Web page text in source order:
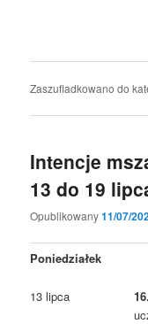
o
Zaszufladkowano do
Intencje
13 do 19
Opublikowany11/07/
Poniedziałek
13 lipca